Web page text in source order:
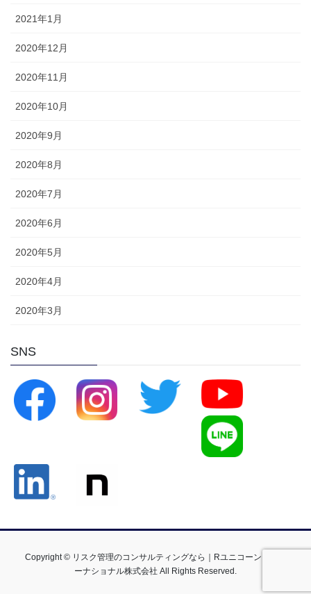
2021年1月
2020年12月
2020年11月
2020年10月
2020年9月
2020年8月
2020年7月
2020年6月
2020年5月
2020年4月
2020年3月
SNS
Copyright © リスク管理のコンサルティングなら｜Rユニコーンインタ
ーナショナル株式会社 All Rights Reserved.